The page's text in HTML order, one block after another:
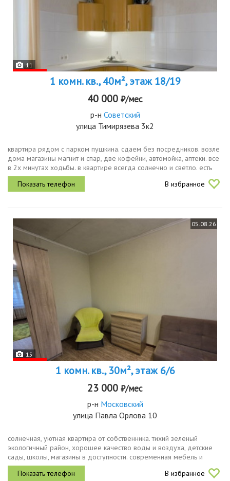
11
1 комн. кв., 40м², этаж 18/19
40 000 ₽/мес
р-н Советский
улица Тимирязева 3к2
квартира рядом с парком пушкина. сдаем без посредников. возле
дома магазины магнит и спар, две кофейни, автомойка, аптеки. все
в 2х минутах ходьбы. в квартире всегда солнечно и светло. есть
два отличных раскладных спальных места диваны кровати. все...
В избранное
05.08.26
15
1 комн. кв., 30м², этаж 6/6
23 000 ₽/мес
р-н Московский
улица Павла Орлова 10
солнечная, уютная квартира от собственника. тихий зеленый
экологичный район, хорошее качество воды и воздуха, детские
сады, школы, магазины в доступности. современная мебель и
техника, холодильник, микроволновая печь, стиральная машина,
led...
В избранное